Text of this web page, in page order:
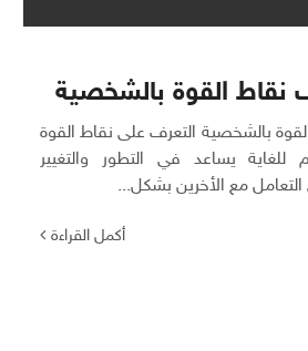
نقاط القوة بالشخصية
بالشخصية التعرف على نقاط القوة
للغاية يساعد في التطور والتغيير
مع الأخرين بشكل...
أكمل القراءة